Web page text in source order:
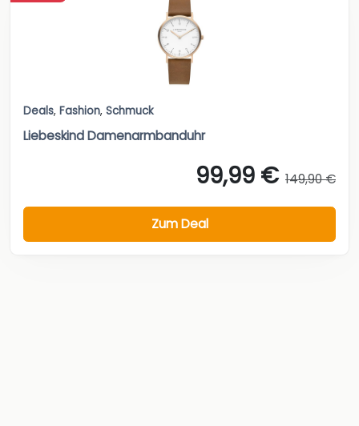
Deals, Fashion, Schmuck
Liebeskind Damenarmbanduhr
99,99 € 149,90 €
Zum Deal